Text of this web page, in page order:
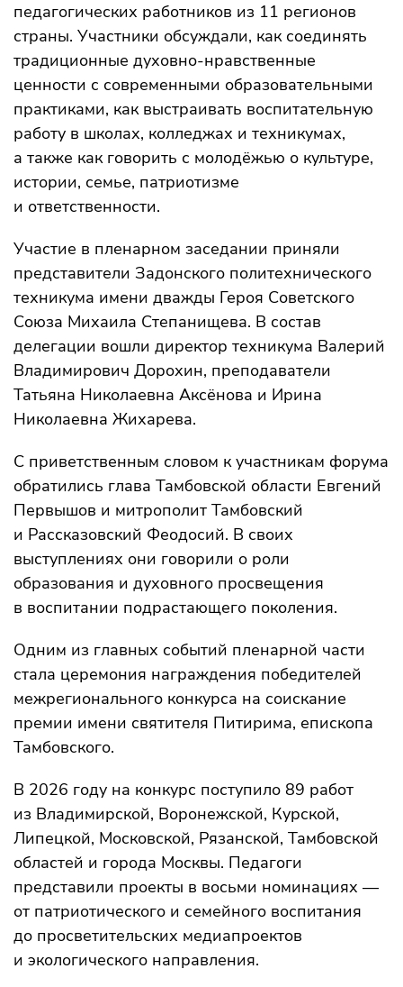
педагогических работников из 11 регионов
страны. Участники обсуждали, как соединять
традиционные духовно-нравственные
ценности с современными образовательными
практиками, как выстраивать воспитательную
работу в школах, колледжах и техникумах,
а также как говорить с молодёжью о культуре,
истории, семье, патриотизме
и ответственности.
Участие в пленарном заседании приняли
представители Задонского политехнического
техникума имени дважды Героя Советского
Союза Михаила Степанищева. В состав
делегации вошли директор техникума Валерий
Владимирович Дорохин, преподаватели
Татьяна Николаевна Аксёнова и Ирина
Николаевна Жихарева.
С приветственным словом к участникам форума
обратились глава Тамбовской области Евгений
Первышов и митрополит Тамбовский
и Рассказовский Феодосий. В своих
выступлениях они говорили о роли
образования и духовного просвещения
в воспитании подрастающего поколения.
Одним из главных событий пленарной части
стала церемония награждения победителей
межрегионального конкурса на соискание
премии имени святителя Питирима, епископа
Тамбовского.
В 2026 году на конкурс поступило 89 работ
из Владимирской, Воронежской, Курской,
Липецкой, Московской, Рязанской, Тамбовской
областей и города Москвы. Педагоги
представили проекты в восьми номинациях —
от патриотического и семейного воспитания
до просветительских медиапроектов
и экологического направления.